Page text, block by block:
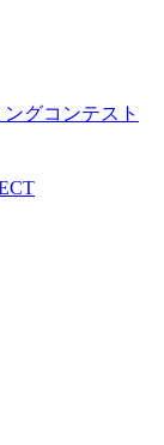
グコンテスト